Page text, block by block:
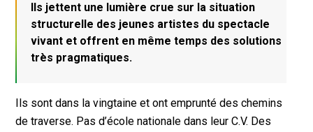
Ils jettent une lumière crue sur la situation
structurelle des jeunes artistes du spectacle
vivant et offrent en même temps des solutions
très pragmatiques.
Ils sont dans la vingtaine et ont emprunté des chemins
de traverse. Pas d’école nationale dans leur C.V. Des